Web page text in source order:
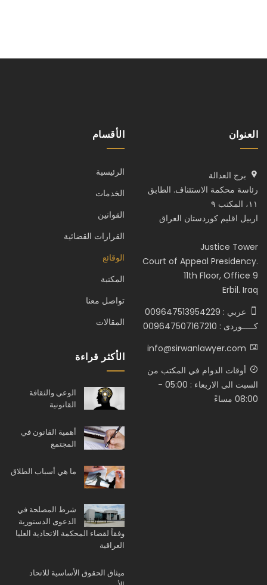
العنوان
برج العدالة
رئاسة محكمة الاستئناف. الطابق
١١، المكتب ٩
اربيل اقليم كوردستان العراق
Justice Tower
Court of Appeal Presidency.
11th Floor, Office 9
Erbil. Iraq
عربي : 009647513954229
كـــــوردى : 009647507167210
info@sirwanlawyer.com
أوقات الدوام في المكتب من
السبت الى الاربعاء : 05:00 -
08:00 مساءً
الأقسام
الرئيسية
الخدمات
القوانين
القرارات القضائية
الوقائع
المكتبة
تواصل معنا
المقالات
الأكثر قراءة
الوعي والثقافة
القانونية
أهمية القانون في
المجتمع
ما هي أسباب الطلاق
شرط المصلحة في
الدعوى الدستورية
وفقاً لقضاء المحكمة الاتحادية العليا
العراقية
ميثاق الحقوق الأساسية للاتحاد